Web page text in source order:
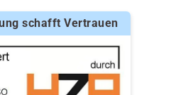
schafft Vertrauen